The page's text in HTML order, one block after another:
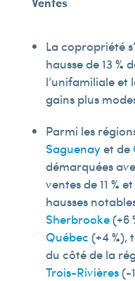
La copropriété
hausse de 13 %
l’unifamiliale et
gains plus
Parmi les
Saguenayet de
démarquées
ventes de 11 %
hausses
Sherbrooke(+6
Québec (+4 %),
du côté de la
Trois-Rivières(-